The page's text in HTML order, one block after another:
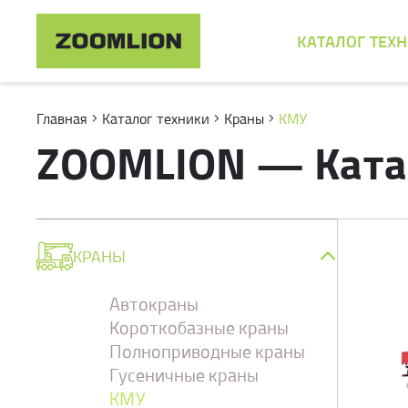
КАТАЛОГ
Главная Каталог техники Краны КМУ
ZOOMLION —
КРАНЫ
Автокраны
Короткобазные краны
Полноприводные краны
Гусеничные краны
КМУ